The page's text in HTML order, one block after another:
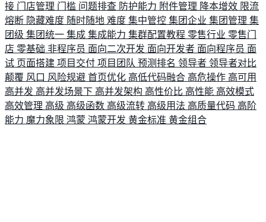
接 门店管理 门槛 问题排查 防护能力 附件管理 降本增效 限流
熔断 隐藏难度 随时随地 难度 集中管控 集团企业 集团管理 集
团级 集团统一 集成 集成能力 集群配置教程 零售行业 零售门
店 零基础 非程序员 面向二次开发 面向开发者 面向程序员 面
试 页面搭建 项目交付 项目团队 预测排名 领导者 领导者对比
颠覆 风口 风险规避 首页优化 高低代码融合 高危操作 高可用
高并发 高并发场景下 高并发架构 高性价比 高性能 高效模式
高效管理 高级 高级函数 高级流转 高级用法 高质量代码 高阶
能力 魔力象限 鸿蒙 鸿蒙开发 黄金标准 黄金组合